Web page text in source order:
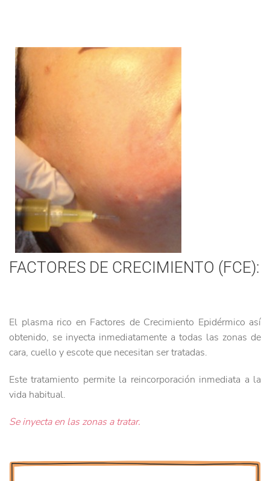
FACTORES DE CRECIMIENTO (FCE):
El plasma rico en Factores de Crecimiento Epidérmico así
obtenido, se inyecta inmediatamente a todas las zonas de
cara, cuello y escote que necesitan ser tratadas.
Este tratamiento permite la reincorporación inmediata a la
vida habitual.
Se inyecta en las zonas a tratar.